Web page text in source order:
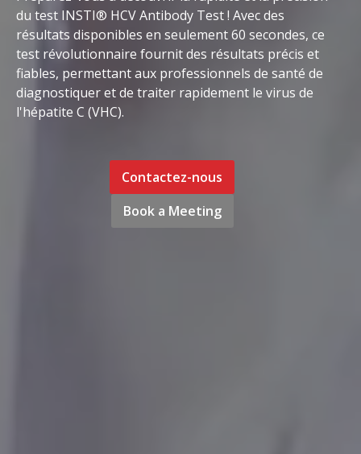
du test INSTI® HCV Antibody Test ! Avec des
résultats disponibles en seulement 60 secondes, ce
test révolutionnaire fournit des résultats précis et
fiables, permettant aux professionnels de santé de
diagnostiquer et de traiter rapidement le virus de
l'hépatite C (VHC).
Contactez-nous
Book a Meeting